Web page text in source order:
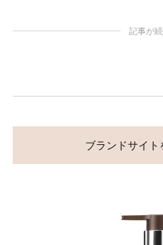
記事が
ブランドサイト